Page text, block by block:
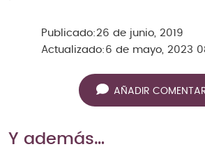
Publicado: 26 de junio, 2019
Actualizado: 6 de mayo, 2023
AÑADIR
Y además…